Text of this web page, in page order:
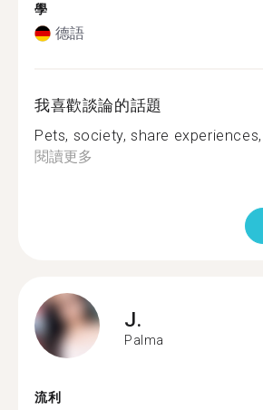
學
德語
我喜歡談論的話題
Pets, society, share
閱讀更多
J.
Palma
流利